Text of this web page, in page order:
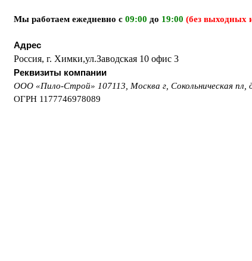
Мы работаем ежедневно с 09:00 до 19:00 (без выходных
Адрес
Россия, г. Химки,ул.Заводская 10 офис 3
Реквизиты компании
ООО «Пило-Строй» 107113, Москва г, Сокольническая
ОГРН 1177746978089